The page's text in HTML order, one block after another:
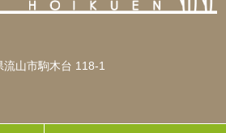
山市駒木台 118-1